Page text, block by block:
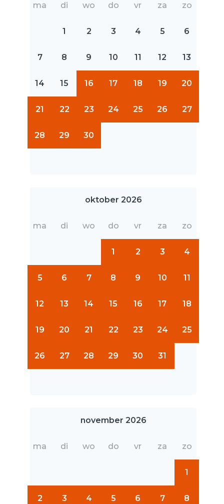
ma di wo do vr za zo
1 2 3 4 5 6
7 8 9 10 11 12 13
14 15 16 17 18 19 20
21 22 23 24 25 26 27
28 29 30
oktober 2026
ma di wo do vr za zo
1 2 3 4
5 6 7 8 9 10 11
12 13 14 15 16 17 18
19 20 21 22 23 24 25
26 27 28 29 30 31
november 2026
ma di wo do vr za zo
1
2 3 4 5 6 7 8